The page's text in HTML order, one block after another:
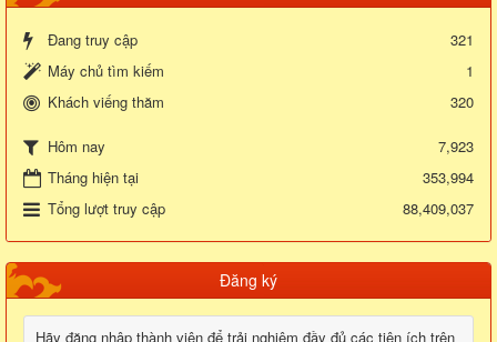
Đang truy cập
321
Máy chủ tìm kiếm
1
Khách viếng thăm
320
Hôm nay
7,923
Tháng hiện tại
353,994
Tổng lượt truy cập
88,409,037
Đăng ký
Hãy đăng nhập thành viên để trải nghiệm đầy đủ các tiện ích trên